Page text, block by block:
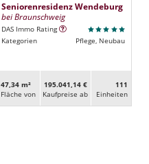
Seniorenresidenz Wendeburg
bei Braunschweig
DAS Immo Rating
Kategorien
Pflege, Neubau
47,34 m²
Fläche von
195.041,14 €
Kaufpreise ab
111
Ein­heiten